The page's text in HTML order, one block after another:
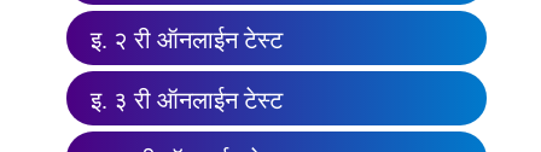
इ. २ री ऑनलाईन टेस्ट
इ. ३ री ऑनलाईन टेस्ट